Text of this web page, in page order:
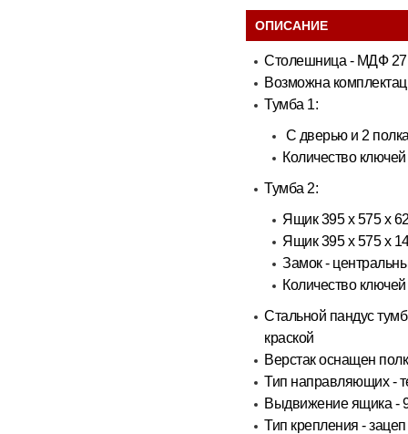
ОПИСАНИЕ
Столешница - МДФ
Возможна
Тумба 1:
С дверью и 2
Количество
Тумба 2:
Ящик 395 х 575 х
Ящик 395 х 575 х
Замок -
Количество
Стальной пандус
краской
Верстак оснащен
Тип направляющих -
Выдвижение ящика -
Тип крепления - зацеп